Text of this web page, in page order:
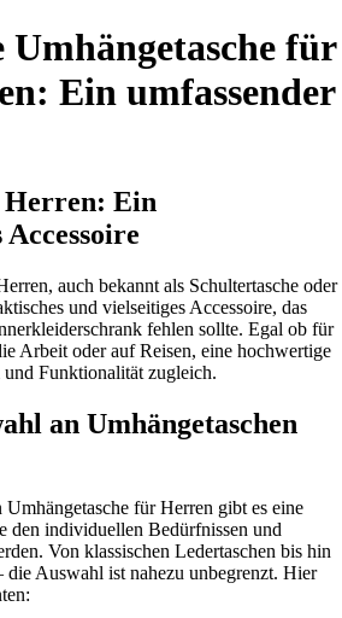
für
Ein umfassender
Herren: Ein
auch bekannt als Schultertasche oder
und vielseitiges Accessoire, das
fehlen sollte. Egal ob für
Arbeit oder auf Reisen, eine hochwertige
Funktionalität zugleich.
an Umhängetaschen
für Herren gibt es eine
den individuellen Bedürfnissen und
Von klassischen Ledertaschen bis hin
die Auswahl ist nahezu unbegrenzt. Hier